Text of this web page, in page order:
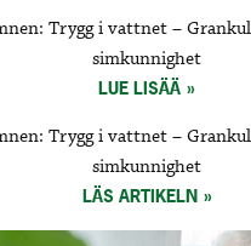
Trygg i vattnet –
simkunnighet
LUE LISÄÄ
Trygg i vattnet –
simkunnighet
LÄS ARTIKELN